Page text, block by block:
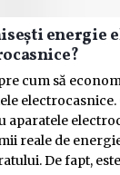
energie
cum să
electrocasnice.
aparatele
reale de
De fapt,